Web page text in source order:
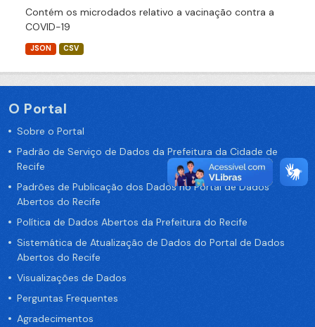
Contém os microdados relativo a vacinação contra a
COVID-19
JSON CSV
O Portal
Sobre o Portal
Padrão de Serviço de Dados da Prefeitura da Cidade de
Recife
Padrões de Publicação dos Dados no Portal de Dados
Abertos do Recife
Política de Dados Abertos da Prefeitura do Recife
Sistemática de Atualização de Dados do Portal de Dados
Abertos do Recife
Visualizações de Dados
Perguntas Frequentes
Agradecimentos